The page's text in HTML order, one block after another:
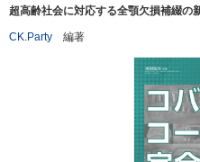
超高齢社会に対応する全顎欠損補綴
CK.Party 編著